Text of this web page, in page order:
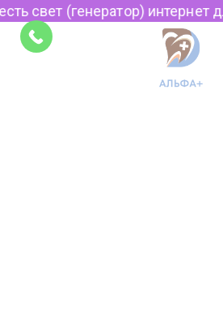
свет (генератор) интернет